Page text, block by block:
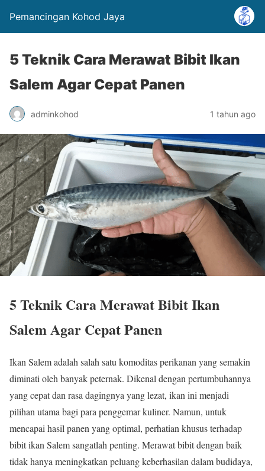
Pemancingan Kohod Jaya
5 Teknik Cara Merawat Bibit Ikan
Salem Agar Cepat Panen
adminkohod 1 tahun ago
5 Teknik Cara Merawat Bibit Ikan
Salem Agar Cepat Panen
Ikan Salem adalah salah satu komoditas perikanan yang semakin
diminati oleh banyak peternak. Dikenal dengan pertumbuhannya
yang cepat dan rasa dagingnya yang lezat, ikan ini menjadi
pilihan utama bagi para penggemar kuliner. Namun, untuk
mencapai hasil panen yang optimal, perhatian khusus terhadap
bibit ikan Salem sangatlah penting. Merawat bibit dengan baik
tidak hanya meningkatkan peluang keberhasilan dalam budidaya,